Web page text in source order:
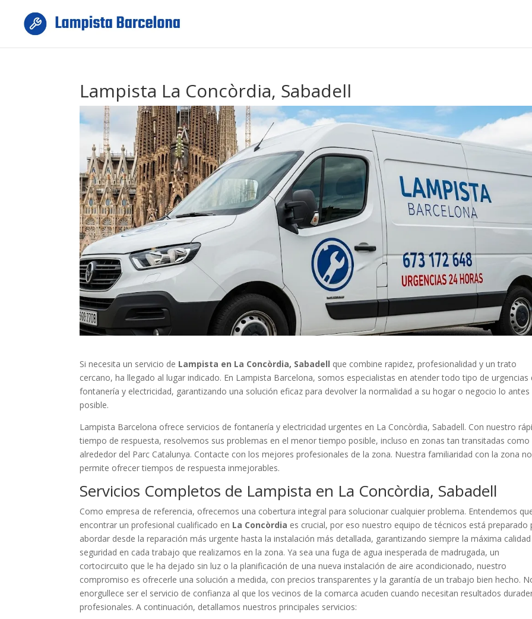
Lampista La Concòrdia, Sabadell
Si necesita un servicio de Lampista en La Concòrdia, Sabadell que combine rapidez, profesionalidad y un trato
cercano, ha llegado al lugar indicado. En Lampista Barcelona, somos especialistas en atender todo tipo de urgencias
fontanería y electricidad, garantizando una solución eficaz para devolver la normalidad a su hogar o negocio lo antes
posible.
Lampista Barcelona ofrece servicios de fontanería y electricidad urgentes en La Concòrdia, Sabadell. Con nuestro
tiempo de respuesta, resolvemos sus problemas en el menor tiempo posible, incluso en zonas tan transitadas como
alrededor del Parc Catalunya. Contacte con los mejores profesionales de la zona. Nuestra familiaridad con la zona
permite ofrecer tiempos de respuesta inmejorables.
Servicios Completos de Lampista en La Concòrdia, Sabadell
Como empresa de referencia, ofrecemos una cobertura integral para solucionar cualquier problema. Entendemos
encontrar un profesional cualificado en La Concòrdia es crucial, por eso nuestro equipo de técnicos está preparado
abordar desde la reparación más urgente hasta la instalación más detallada, garantizando siempre la máxima
seguridad en cada trabajo que realizamos en la zona. Ya sea una fuga de agua inesperada de madrugada, un
cortocircuito que le ha dejado sin luz o la planificación de una nueva instalación de aire acondicionado, nuestro
compromiso es ofrecerle una solución a medida, con precios transparentes y la garantía de un trabajo bien hecho.
enorgullece ser el servicio de confianza al que los vecinos de la comarca acuden cuando necesitan resultados
profesionales. A continuación, detallamos nuestros principales servicios: